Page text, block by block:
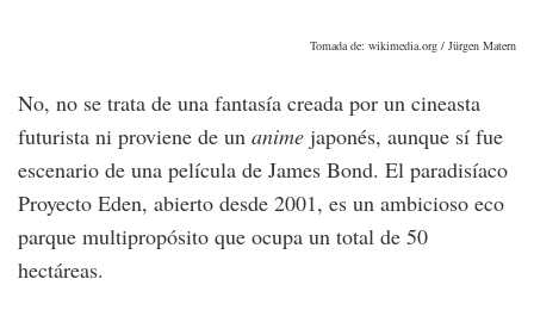
Tomada de: wikimedia.org / Jürgen Matern
No, no se trata de una fantasía creada por un cineasta
futurista ni proviene de un anime japonés, aunque sí fue
escenario de una película de James Bond. El paradisíaco
Proyecto Eden, abierto desde 2001, es un ambicioso eco
parque multipropósito que ocupa un total de 50
hectáreas.